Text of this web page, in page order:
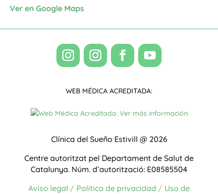
Ver en Google Maps
WEB MÉDICA ACREDITADA:
Clínica del Sueño Estivill @ 2026
Centre autoritzat pel Departament de Salut de
Catalunya. Núm. d’autorització: E08585504
Aviso legal / Política de privacidad / Uso de